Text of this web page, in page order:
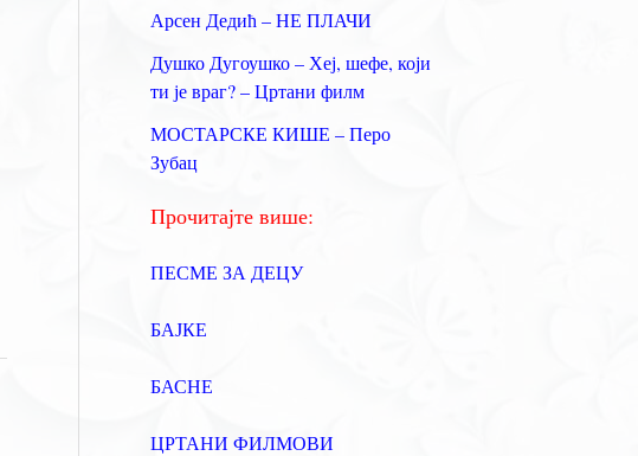
а
з
:
Арсен Дедић – НЕ ПЛАЧИ
Душко Дугоушко – Хеј, шефе, који
ти је враг? – Цртани филм
МОСТАРСКЕ КИШЕ – Перо
Зубац
Прочитајте више:
ПЕСМЕ ЗА ДЕЦУ
БАЈКЕ
БАСНЕ
ЦРТАНИ ФИЛМОВИ